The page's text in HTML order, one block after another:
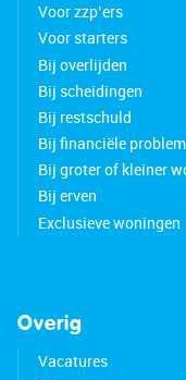
Voor zzp’ers
Voor starters
Bij overlijden
Bij scheidingen
Bij restschuld
Bij financiële
Bij groter of kleiner
Bij erven
Exclusieve woningen
Overig
Vacatures